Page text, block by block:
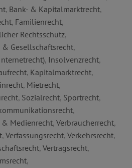
, Bank- & Kapitalmarktrecht,
, Familienrecht,
Rechtsschutz,
& Gesellschaftsrecht,
, Insolvenzrecht,
, Kapitalmarktrecht,
, Mietrecht,
, Sozialrecht, Sportrecht,
,
& Medienrecht, Verbraucherrecht,
, Verfassungsrecht, Verkehrsrecht,
, Vertragsrecht,
,